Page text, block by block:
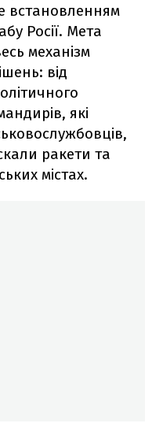
встановленням
Росії. Мета
механізм
від
які
ракети та
містах.